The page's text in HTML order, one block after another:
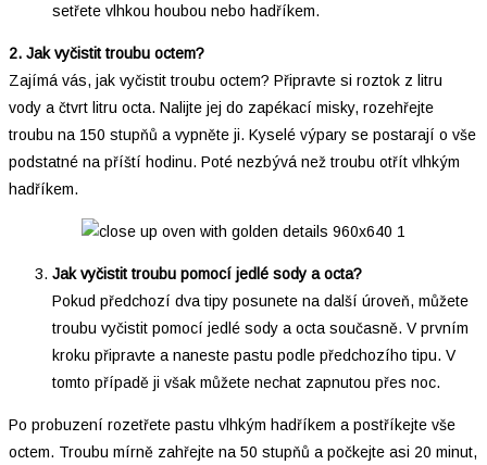
setřete vlhkou houbou nebo hadříkem.
2. Jak vyčistit troubu octem?
Zajímá vás, jak vyčistit troubu octem? Připravte si roztok z litru
vody a čtvrt litru octa. Nalijte jej do zapékací misky, rozehřejte
troubu na 150 stupňů a vypněte ji. Kyselé výpary se postarají o vše
podstatné na příští hodinu. Poté nezbývá než troubu otřít vlhkým
hadříkem.
Jak vyčistit troubu pomocí jedlé sody a octa?
Pokud předchozí dva tipy posunete na další úroveň, můžete
troubu vyčistit pomocí jedlé sody a octa současně. V prvním
kroku připravte a naneste pastu podle předchozího tipu. V
tomto případě ji však můžete nechat zapnutou přes noc.
Po probuzení rozetřete pastu vlhkým hadříkem a postříkejte vše
octem. Troubu mírně zahřejte na 50 stupňů a počkejte asi 20 minut,